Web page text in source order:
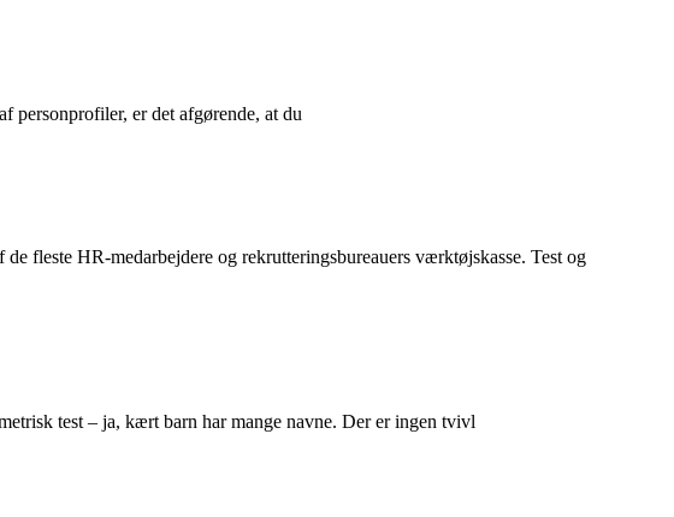
personprofiler, er det afgørende, at du
fleste HR-medarbejdere og rekrutteringsbureauers værktøjskasse. Test og
test – ja, kært barn har mange navne. Der er ingen tvivl